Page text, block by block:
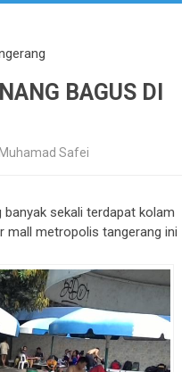
BAGUS DI
Muhamad Safei
sekali terdapat kolam
mall metropolis tangerang ini